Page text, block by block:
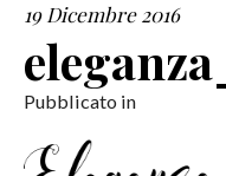
19 Dicembre 2016
Pubblicato in